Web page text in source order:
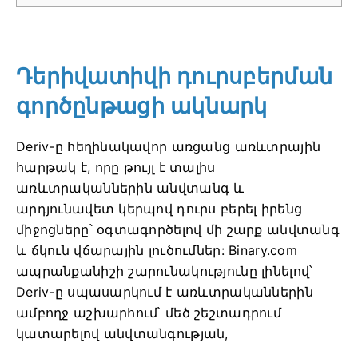
Դերիվատիվի դուրսբերման
գործընթացի ակնարկ
Deriv-ը հեղինակավոր առցանց առևտրային
հարթակ է, որը թույլ է տալիս
առևտրականներին անվտանգ և
արդյունավետ կերպով դուրս բերել իրենց
միջոցները՝ օգտագործելով մի շարք անվտանգ
և ճկուն վճարային լուծումներ: Binary.com
ապրանքանիշի շարունակությունը լինելով՝
Deriv-ը սպասարկում է առևտրականներին
ամբողջ աշխարհում՝ մեծ շեշտադրում
կատարելով անվտանգության,